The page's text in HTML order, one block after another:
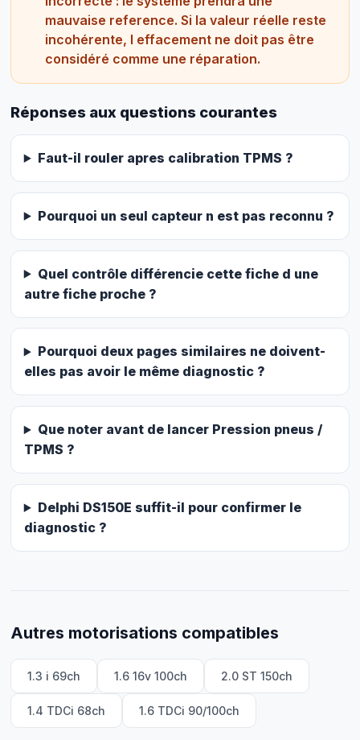
mauvaise reference. Si la valeur réelle reste
incohérente, l effacement ne doit pas être
considéré comme une réparation.
Réponses aux questions courantes
Faut-il rouler apres calibration TPMS ?
Pourquoi un seul capteur n est pas reconnu ?
Quel contrôle différencie cette fiche d une
autre fiche proche ?
Pourquoi deux pages similaires ne doivent-
elles pas avoir le même diagnostic ?
Que noter avant de lancer Pression pneus /
TPMS ?
Delphi DS150E suffit-il pour confirmer le
diagnostic ?
Autres motorisations compatibles
1.3 i 69ch 1.6 16v 100ch 2.0 ST 150ch
1.4 TDCi 68ch 1.6 TDCi 90/100ch